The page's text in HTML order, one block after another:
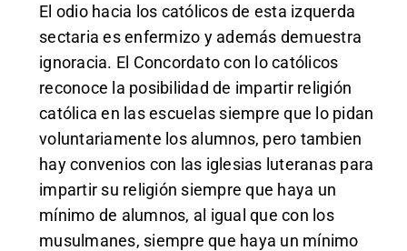
El odio hacia los católicos de esta izquerda
sectaria es enfermizo y además demuestra
ignoracia. El Concordato con lo católicos
reconoce la posibilidad de impartir religión
católica en las escuelas siempre que lo pidan
voluntariamente los alumnos, pero tambien
hay convenios con las iglesias luteranas para
impartir su religión siempre que haya un
mínimo de alumnos, al igual que con los
musulmanes, siempre que haya un mínimo